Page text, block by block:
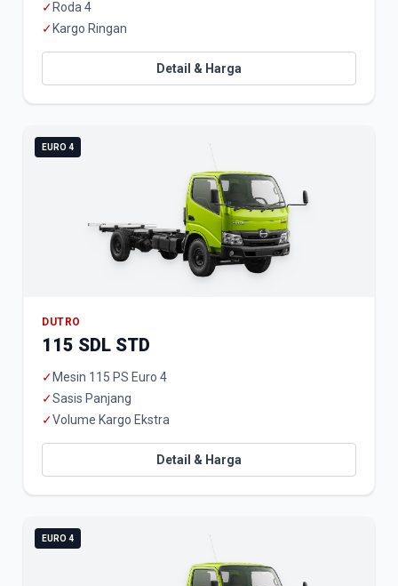
✓ Roda 4
✓ Kargo Ringan
Detail & Harga
EURO 4
DUTRO
115 SDL STD
✓ Mesin 115 PS Euro 4
✓Sasis Panjang
✓Volume Kargo Ekstra
Detail & Harga
EURO 4